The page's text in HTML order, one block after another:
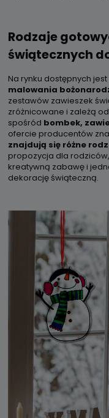
Rodzaje
świątecznych
Na rynku dostępnych jest
malowania
zestawów zawieszek
zróżnicowane i zależą
spośród bombek,
ofercie producentów
znajdują się różne
propozycja dla
kreatywną zabawę i
dekorację świąteczną.